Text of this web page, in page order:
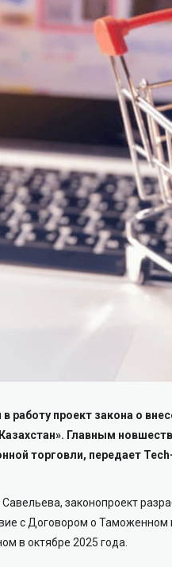
работу проект закона о
Главным
торговли, передает
законопроект
с Договором о
в октябре 2025 года.